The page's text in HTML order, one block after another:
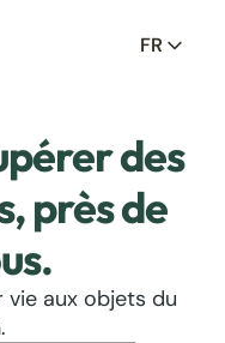
FR
des
près de
vie aux objets du